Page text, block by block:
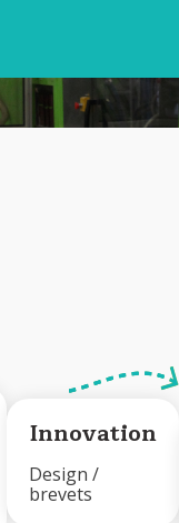
Innovation
Design /
brevets